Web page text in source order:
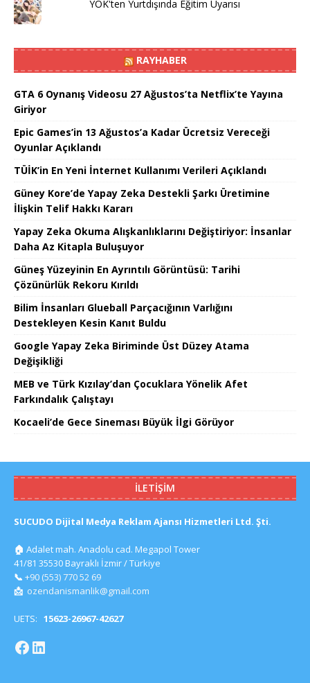
YÖK'ten Yurtdışında Eğitim Uyarısı
RAYHABER
GTA 6 Oynanış Videosu 27 Ağustos’ta Netflix’te Yayına
Giriyor
Epic Games’in 13 Ağustos’a Kadar Ücretsiz Vereceği
Oyunlar Açıklandı
TÜİK’in En Yeni İnternet Kullanımı Verileri Açıklandı
Güney Kore’de Yapay Zeka Destekli Şarkı Üretimine
İlişkin Telif Hakkı Kararı
Yapay Zeka Okuma Alışkanlıklarını Değiştiriyor: İnsanlar
Daha Az Kitapla Buluşuyor
Güneş Yüzeyinin En Ayrıntılı Görüntüsü: Tarihi
Çözünürlük Rekoru Kırıldı
Bilim İnsanları Glueball Parçacığının Varlığını
Destekleyen Kesin Kanıt Buldu
Google Yapay Zeka Biriminde Üst Düzey Atama
Değişikliği
MEB ve Türk Kızılay’dan Çocuklara Yönelik Afet
Farkındalık Çalıştayı
Kocaeli’de Gece Sineması Büyük İlgi Görüyor
İLETIŞIM
SUCUDO Dijital Medya Reklam Ajansı Hizmetleri Ltd. Şti.
🏠 Adalet mah. Anadolu cad. Megapol Tower
41/81 35530 Bayraklı İzmir / Türkiye
📞 +90 (553) 770 52 69
📩 ozendanismanlik@gmail.com
UETS: 15623-26967-42627